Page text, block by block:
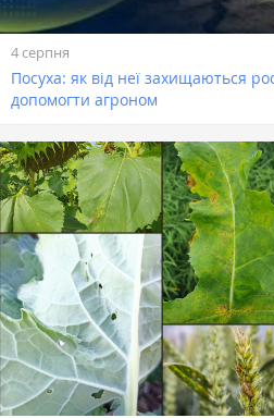
4 серпня
Посуха: як від неї захищаються
допомогти агроном